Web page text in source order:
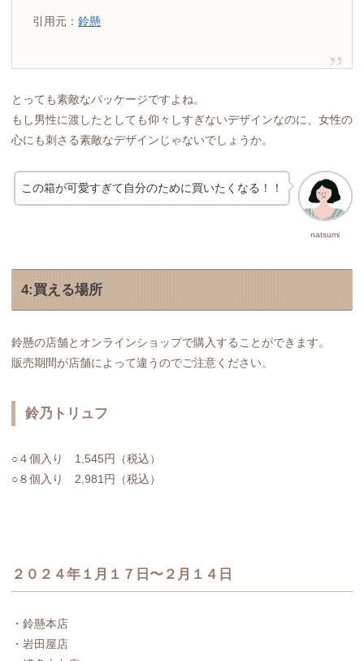
引用元：鈴懸
とっても素敵なパッケージですよね。
もし男性に渡したとしても仰々しすぎないデザインなのに、女性の
心にも刺さる素敵なデザインじゃないでしょうか。
natsumi
この箱が可愛すぎて自分のために買いたくなる！！
4:買える場所
鈴懸の店舗とオンラインショップで購入することができます。
販売期間が店舗によって違うのでご注意ください。
鈴乃トリュフ
○４個入り 1,545円（税込）
○８個入り 2,981円（税込）
２０２４年１月１７日〜２月１４日
・鈴懸本店
・岩田屋店